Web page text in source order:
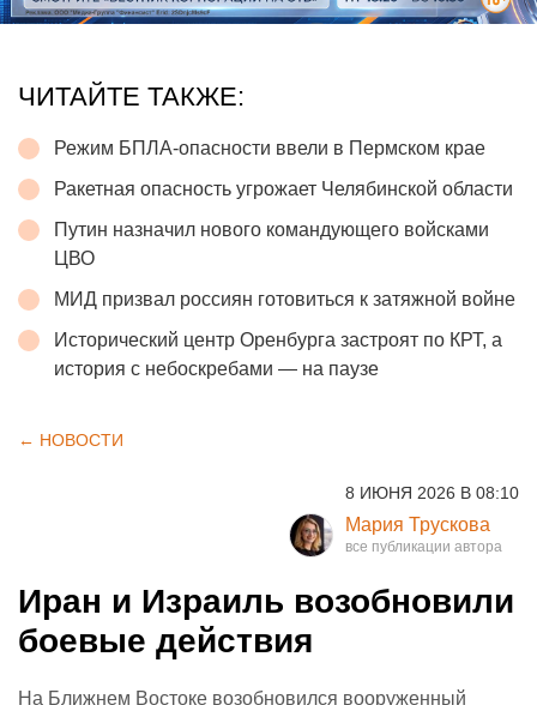
ЧИТАЙТЕ ТАКЖЕ:
Режим БПЛА-опасности ввели в Пермском крае
Ракетная опасность угрожает Челябинской области
Путин назначил нового командующего войсками
ЦВО
МИД призвал россиян готовиться к затяжной войне
Исторический центр Оренбурга застроят по КРТ, а
история с небоскребами — на паузе
← НОВОСТИ
8 ИЮНЯ 2026 В 08:10
Мария Трускова
Иран и Израиль возобновили
боевые действия
На Ближнем Востоке возобновился вооруженный